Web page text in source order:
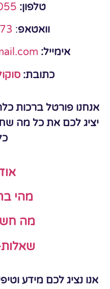
טלפון:
וואטאפ:
אימייל:
כתובת: סוקולוב
אנחנו פורטל ברכות
יציג לכם את כל מה
מהי
מה
אנו נציג לכם מידע